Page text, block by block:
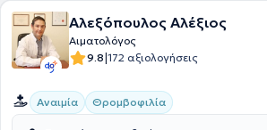
Αλεξόπουλος Αλέξιος
Αιματολόγος
9.8|172 αξιολογήσεις
Αναιμία Θρομβοφιλία